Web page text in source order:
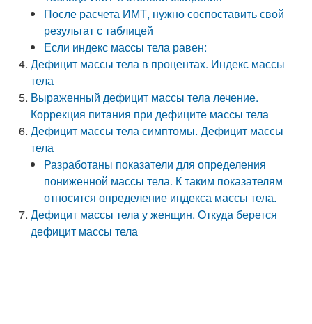
После расчета ИМТ, нужно соспоставить свой
результат с таблицей
Если индекс массы тела равен:
Дефицит массы тела в процентах. Индекс массы
тела
Выраженный дефицит массы тела лечение.
Коррекция питания при дефиците массы тела
Дефицит массы тела симптомы. Дефицит массы
тела
Разработаны показатели для определения
пониженной массы тела. К таким показателям
относится определение индекса массы тела.
Дефицит массы тела у женщин. Откуда берется
дефицит массы тела